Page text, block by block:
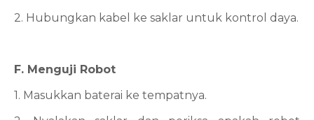
2. Hubungkan kabel ke saklar untuk kontrol daya.
F. Menguji Robot
1. Masukkan baterai ke tempatnya.